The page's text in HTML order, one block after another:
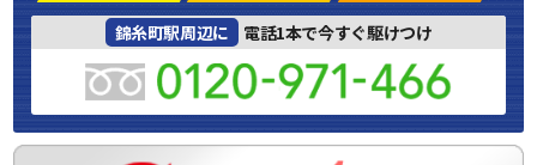
錦糸町駅周辺に 電話1本で今すぐ駆けつけ